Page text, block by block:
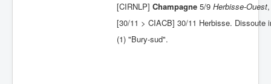
[CIRNLP] Champagne 5/9 Herbisse-Ouest
[30/11 > CIACB] 30/11 Herbisse. Dissoute
(1) "Bury-sud".